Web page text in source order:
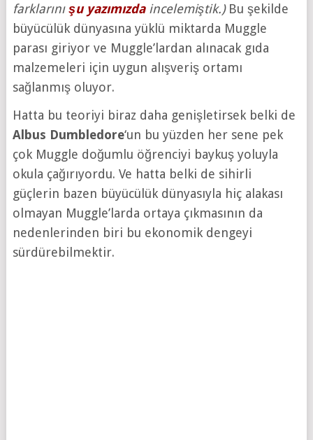
farklarınışu yazımızdaincelemiştik.)Bu şekilde
büyücülük dünyasına yüklü miktarda Muggle
parası giriyor ve Muggle’lardan alınacak gıda
malzemeleri için uygun alışveriş ortamı
sağlanmış oluyor.
Hatta bu teoriyi biraz daha genişletirsek belki de
Albus Dumbledore‘un bu yüzden her sene pek
çok Muggle doğumlu öğrenciyi baykuş yoluyla
okula çağırıyordu. Ve hatta belki de sihirli
güçlerin bazen büyücülük dünyasıyla hiç alakası
olmayan Muggle’larda ortaya çıkmasının da
nedenlerinden biri bu ekonomik dengeyi
sürdürebilmektir.